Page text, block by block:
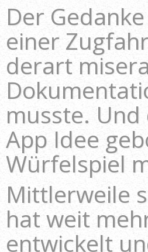
Der
einer
derart
musste.
App Idee
Würfelspiel
Mittlerweile
hat weit
entwickelt